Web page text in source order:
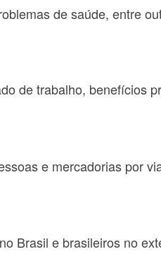
de saúde, entre
de trabalho, benefícios
e mercadorias por
Brasil e brasileiros no